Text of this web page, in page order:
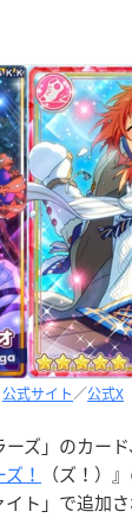
公式サイト／公式X
ズ」のカー
！ （ズ！）
ト 」で追加